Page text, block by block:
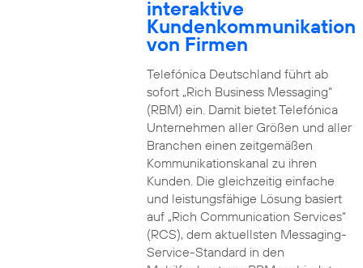
interaktive
Kundenkommunikation
von Firmen
Telefónica Deutschland führt ab
sofort „Rich Business Messaging“
(RBM) ein. Damit bietet Telefónica
Unternehmen aller Größen und aller
Branchen einen zeitgemäßen
Kommunikationskanal zu ihren
Kunden. Die gleichzeitig einfache
und leistungsfähige Lösung basiert
auf „Rich Communication Services“
(RCS), dem aktuellsten Messaging-
Service-Standard in den